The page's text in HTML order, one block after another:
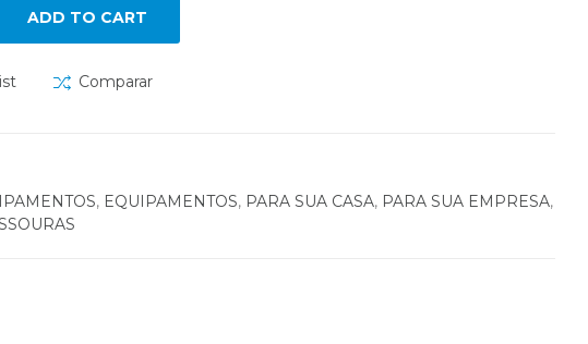
ADD TO CART
Comparar
, EQUIPAMENTOS, PARA SUA CASA, PARA SUA EMPRESA,